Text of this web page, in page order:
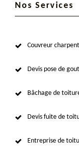
Nos Services
Couvreur
Devis pose de
Bâchage de
Devis fuite de
Entreprise de